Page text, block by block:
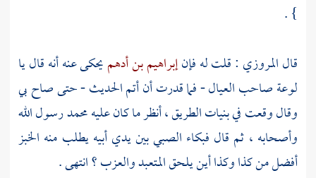
} .
قالالمروزي : قلت له فإنإبراهيم بن أدهميحكى عنه أنه قال يا
لوعة صاحب العيال - فما قدرت أن أتم الحديث - حتى صاح بي
وقال وقعت في بنيات الطريق ، أنظر ما كان عليهمحمدرسول الله
وأصحابه ، ثم قال فبكاء الصبي بين يدي أبيه يطلب منه الخبز
أفضل من كذا وكذا أين يلحق المتعبد والعزب ؟ انتهى .